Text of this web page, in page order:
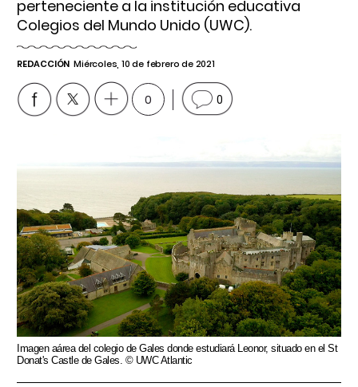
perteneciente a la institución educativa
Colegios del Mundo Unido (UWC).
REDACCIÓN Miércoles, 10 de febrero de 2021
0 0
Imagen aárea del colegio de Gales donde estudiará Leonor, situado en el St
Donat's Castle de Gales. © UWC Atlantic